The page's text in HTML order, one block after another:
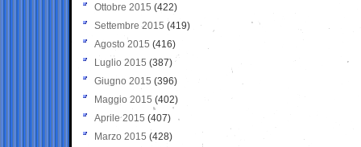
Ottobre 2015 (422)
Settembre 2015 (419)
Agosto 2015 (416)
Luglio 2015 (387)
Giugno 2015 (396)
Maggio 2015 (402)
Aprile 2015 (407)
Marzo 2015 (428)